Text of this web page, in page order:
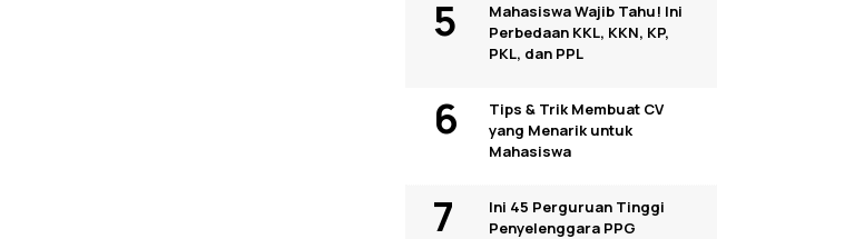
Mahasiswa Wajib Tahu! Ini
Perbedaan KKL, KKN, KP,
PKL, dan PPL
Tips & Trik Membuat CV
yang Menarik untuk
Mahasiswa
Ini 45 Perguruan Tinggi
Penyelenggara PPG